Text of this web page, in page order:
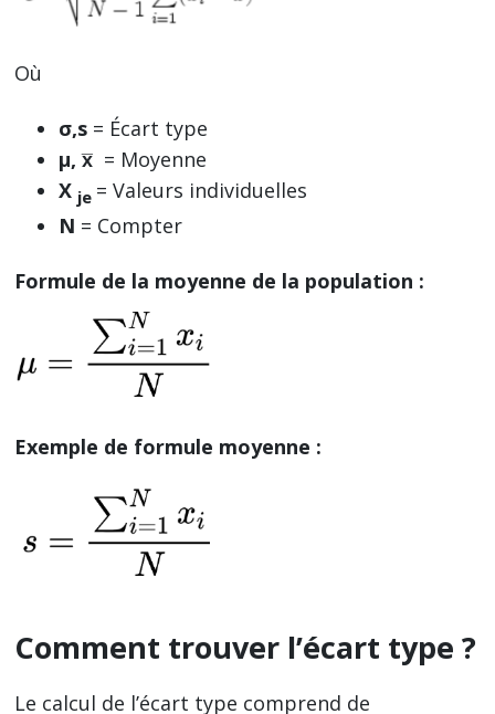
Où
σ,s = Écart type
µ, x̅ = Moyenne
X je = Valeurs individuelles
N = Compter
Formule de la moyenne de la population :
Exemple de formule moyenne :
Comment trouver l’écart type ?
Le calcul de l’écart type comprend de